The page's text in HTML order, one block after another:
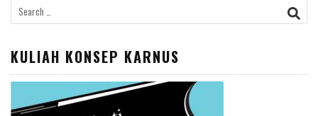
Search
for:
KULIAH KONSEP KARNUS